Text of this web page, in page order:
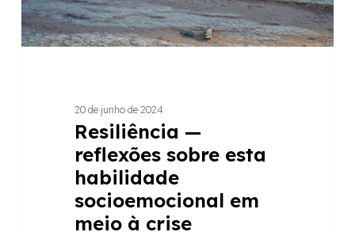
meio
à
20 de junho de 2024
Resiliência —
reflexões sobre esta
habilidade
socioemocional em
meio à crise